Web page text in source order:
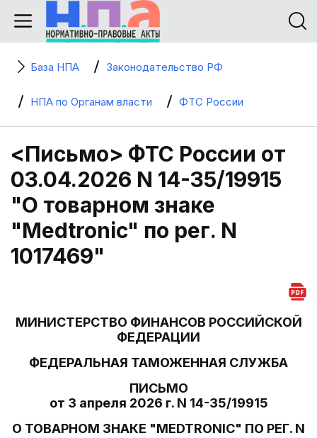
База НПА Законодательство РФ
НПА по Органам власти ФТС России
<Письмо> ФТС России от
03.04.2026 N 14-35/19915
"О товарном знаке
"Medtronic" по рег. N
1017469"
МИНИСТЕРСТВО ФИНАНСОВ РОССИЙСКОЙ
ФЕДЕРАЦИИ
ФЕДЕРАЛЬНАЯ ТАМОЖЕННАЯ СЛУЖБА
ПИСЬМО
от 3 апреля 2026 г. N 14-35/19915
О ТОВАРНОМ ЗНАКЕ "MEDTRONIC" ПО РЕГ. N